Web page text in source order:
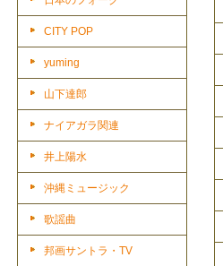
CITY POP
yuming
山下達郎
ナイアガラ関連
井上陽水
沖縄ミュージック
歌謡曲
邦画サントラ・TV